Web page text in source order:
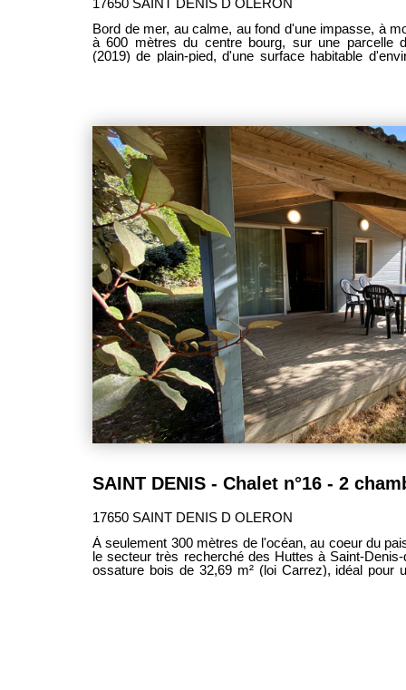
17650 SAINT DENIS D OLERON
Bord de mer, au calme, au fond d'une impasse, à
à 600 mètres du centre bourg, sur une parcelle
(2019) de plain-pied, d'une surface habitable
m², une seconde suite parentale avec une
3,60 m². Pour préserver la quiétude de la maison principale, un studio d'habitation de
16 m² avec entrée indépendante, idéal pour
autonomie, ou pour une location saisonnière. Mode de chauffage individuel chauffage
au sol, par double pompe à chaleur, aérothermie,
deux zones (jour et nuit). Split climatisation
garage attenant de 25,5 m². Une piscine enterrée chauffée par PAC (7,30 m. X 3,5
m.) - volet de sécurité. Parking privé - Visiophone -
Pergola - Panneaux solaires - Adoucisseur. Maison en excellent état d'entretien, pour
un bien rare aux prestations de qualité, DPE : A-A ! Bien situé au
lotissement de 24 lots (ASL - 100 € de charges
17650 SAINT DENIS D OLERON
À seulement 300 mètres de l'océan, au coeur du
le secteur très recherché des Huttes à Saint-
ossature bois de 32,69 m² (loi Carrez), idéal pour